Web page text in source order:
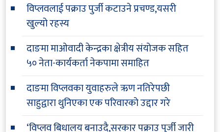
विप्लवलाई पक्राउ पुर्जी कटाउने प्रचण्ड,यसरी
खुल्यो रहस्य
दाङमा माओवादी केन्द्रका क्षेत्रीय संयोजक सहित
५० नेता-कार्यकर्ता नेकपामा समाहित
दाङमा विप्लवका युवाहरुले ऋण नतिरेपछी
साहुद्वारा थुनिएका एक परिवारको उद्दार गरे
‘विप्लव बिधालय बनाउदै,सरकार पक्राउ पुर्जी जारी